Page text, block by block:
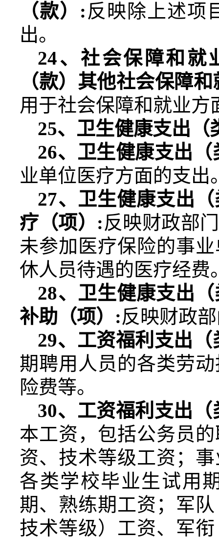
（款） : 反映除上述项
出。
24、社会保障和就
（款）其他社会保障
用于社会保障和就业方
25、卫生健康支出（
26、卫生健康支出
业单位医疗方面的支出
27、卫生健康支出
疗（项） :反映财政部
未参加医疗保险的事
休人员待遇的医疗经费
28、卫生健康支出
补助（项） :反映财政
29、工资福利支出（
期聘用人员的各类劳
险费等。
30、工资福利支出
本工资，包括公务员
资、技术等级工资；
各类学校毕业生试用
期、熟练期工资；军
技术等级）工资、军